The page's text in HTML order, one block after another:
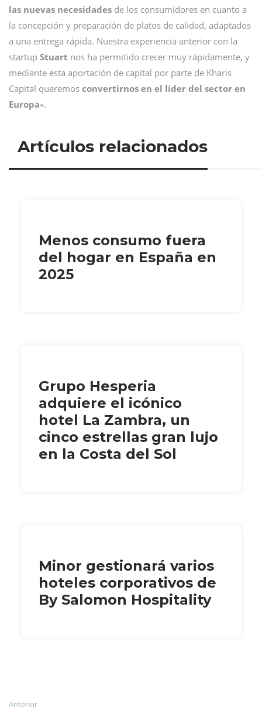
las nuevas necesidades de los consumidores en cuanto a
la concepción y preparación de platos de calidad, adaptados
a una entrega rápida. Nuestra experiencia anterior con la
startup Stuart nos ha permitido crecer muy rápidamente, y
mediante esta aportación de capital por parte de Kharis
Capital queremos convertirnos en el líder del sector en
Europa«.
Artículos relacionados
Menos consumo fuera
del hogar en España en
2025
Grupo Hesperia
adquiere el icónico
hotel La Zambra, un
cinco estrellas gran lujo
en la Costa del Sol
Minor gestionará varios
hoteles corporativos de
By Salomon Hospitality
Anterior